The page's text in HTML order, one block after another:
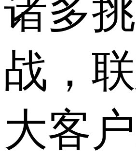
诸多挑
战，
大客